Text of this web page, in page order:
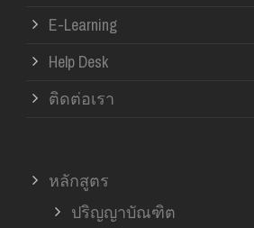
E-Learning
Help Desk
ติดต่อเรา
หลักสูตร
ปริญญาบัณฑิต